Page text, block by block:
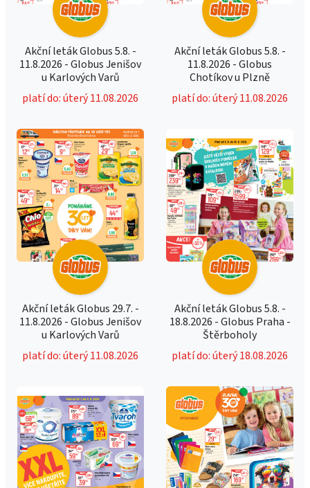
Akční leták Globus 5.8. -
11.8.2026 - Globus Jenišov
u Karlových Varů
platí do: úterý 11.08.2026
Akční leták Globus 5.8. -
11.8.2026 - Globus
Chotíkov u Plzně
platí do: úterý 11.08.2026
Akční leták Globus 29.7. -
11.8.2026 - Globus Jenišov
u Karlových Varů
platí do: úterý 11.08.2026
Akční leták Globus 5.8. -
18.8.2026 - Globus Praha -
Štěrboholy
platí do: úterý 18.08.2026